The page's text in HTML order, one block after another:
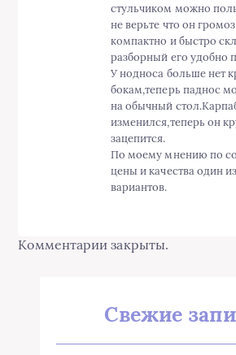
стульчиком можно
не верьте что он
компактно и быстро
разборный его удобно
У нодноса больше нет
бокам,теперь паднос
на обычный
изменился,теперь он
зацепится.
По моему мнению по
цены и качества один
вариантов.
Комментарии закрыты.
Свежие